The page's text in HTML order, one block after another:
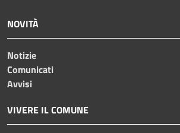
NOVITÀ
Notizie
Comunicati
Avvisi
VIVERE IL COMUNE